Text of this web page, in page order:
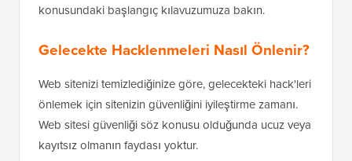
konusundaki başlangıç kılavuzumuza bakın.
Gelecekte Hacklenmeleri Nasıl Önlenir?
Web sitenizi temizlediğinize göre, gelecekteki hack'leri
önlemek için sitenizin güvenliğini iyileştirme zamanı.
Web sitesi güvenliği söz konusu olduğunda ucuz veya
kayıtsız olmanın faydası yoktur.